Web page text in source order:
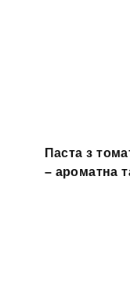
Паста з
– ароматна